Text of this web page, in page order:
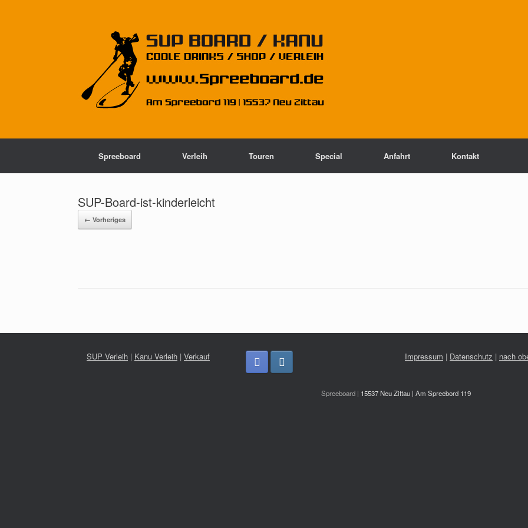
Spreeboard Verleih Touren Special Anfahrt Kontakt
SUP-Board-ist-kinderleicht
← Vorheriges
SUP Verleih | Kanu Verleih | Verkauf Impressum | Datenschutz | nach
Spreeboard | 15537 Neu Zittau | Am Spreebord 119